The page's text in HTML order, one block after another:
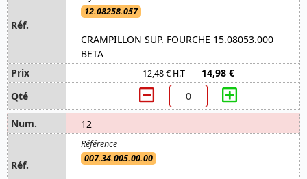
12.08258.057
CRAMPILLON SUP. FOURCHE 15.08053.000
BETA
12,48 € H.T 14,98 €
12
007.34.005.00.00